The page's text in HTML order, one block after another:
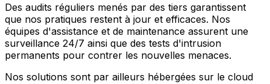
Des audits réguliers menés par des tiers garantissent
que nos pratiques restent à jour et efficaces. Nos
équipes d'assistance et de maintenance assurent une
surveillance 24/7 ainsi que des tests d'intrusion
permanents pour contrer les nouvelles menaces.
Nos solutions sont par ailleurs hébergées sur le cloud